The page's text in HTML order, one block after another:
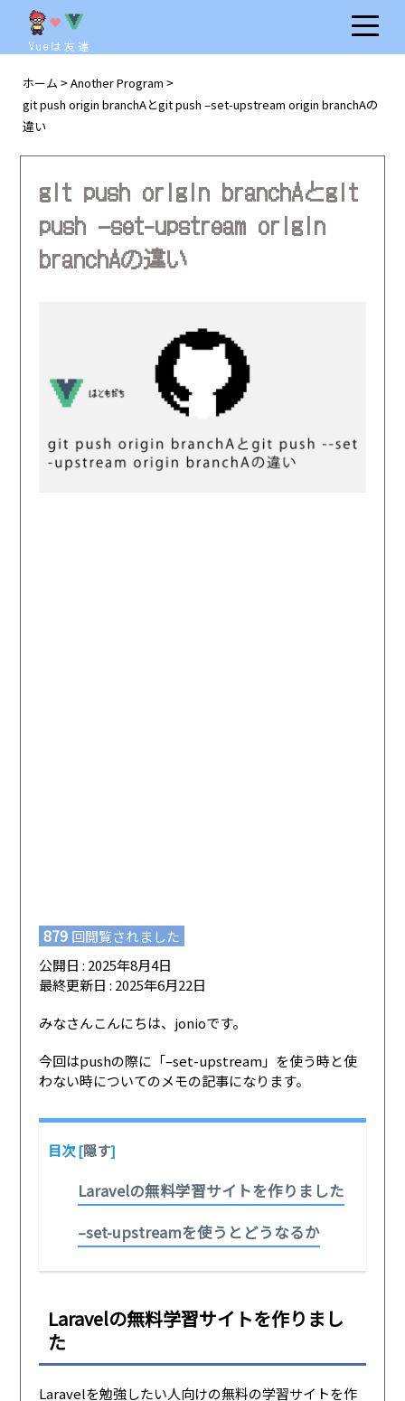
Vueは友達
ホーム > Another Program >
git push origin branchAとgit push –set-upstream origin branchAの
違い
git push origin branchAとgit
push –set-upstream origin
branchAの違い
879 回閲覧されました
公開日 : 2025年8月4日
最終更新日 : 2025年6月22日
みなさんこんにちは、jonioです。
今回はpushの際に「–set-upstream」を使う時と使
わない時についてのメモの記事になります。
目次[隠す]
Laravelの無料学習サイトを作りました
–set-upstreamを使うとどうなるか
Laravelの無料学習サイトを作りまし
た
Laravelを勉強したい人向けの無料の学習サイトを作